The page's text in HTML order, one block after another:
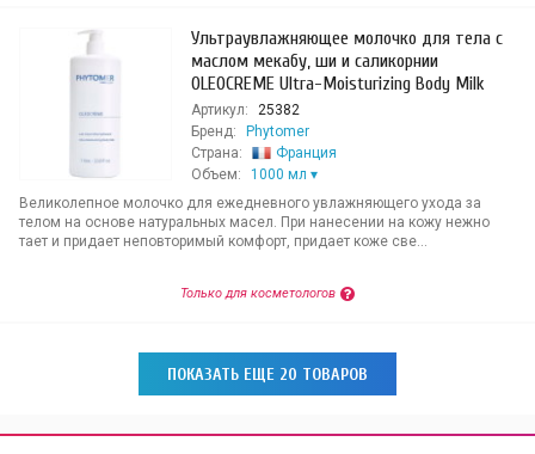
Ультраувлажняющее молочко для тела с
маслом мекабу, ши и саликорнии
OLEOCREME Ultra-Moisturizing Body Milk
Артикул:
25382
Бренд:
Phytomer
Страна:
Франция
Объем:
1000 мл
Великолепное молочко для ежедневного увлажняющего ухода за
телом на основе натуральных масел. При нанесении на кожу нежно
тает и придает неповторимый комфорт, придает коже све...
Только для косметологов
ПОКАЗАТЬ ЕЩЕ 20 ТОВАРОВ